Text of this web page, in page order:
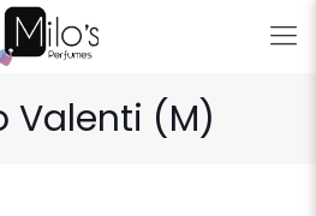
Valenti (M)